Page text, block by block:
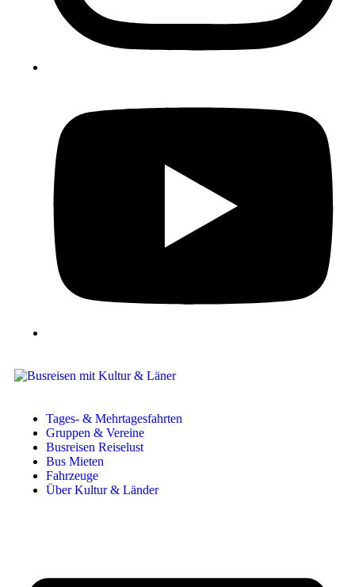
Tages- & Mehrtagesfahrten
Gruppen & Vereine
Busreisen Reiselust
Bus Mieten
Fahrzeuge
Über Kultur & Länder